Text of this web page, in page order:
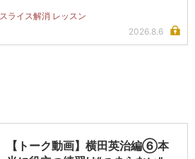
スライス解消 レッスン
2026.8.6
【トーク動画】横田英治編⑥本